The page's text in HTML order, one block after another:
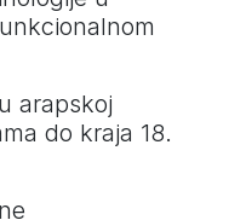
arapskoj
do kraja 18.